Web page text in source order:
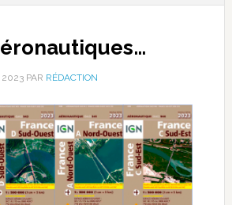
2023PAR RÉDACTION